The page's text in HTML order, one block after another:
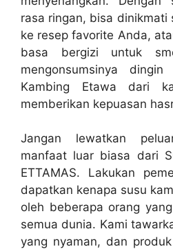
rasa ringan, bisa dinikmati
ke resep favorite Anda,
basa bergizi untuk
mengonsumsinya
Kambing Etawa dari
memberikan kepuasan
Jangan lewatkan
manfaat luar biasa dari
ETTAMAS. Lakukan
dapatkan kenapa susu
oleh beberapa orang
semua dunia. Kami
yang nyaman, dan